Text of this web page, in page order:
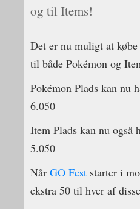
og til Items!
Det er nu muligt at
til både Pokémon og
Pokémon Plads kan nu
6.050
Item Plads kan nu
5.050
Når GO Fest starter i
ekstra 50 til hver af